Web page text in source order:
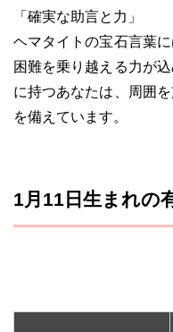
「確実な助言と力」
ヘマタイトの宝石言葉
困難を乗り越える力が
に持つあなたは、周囲
を備えています。
1月11日生まれの